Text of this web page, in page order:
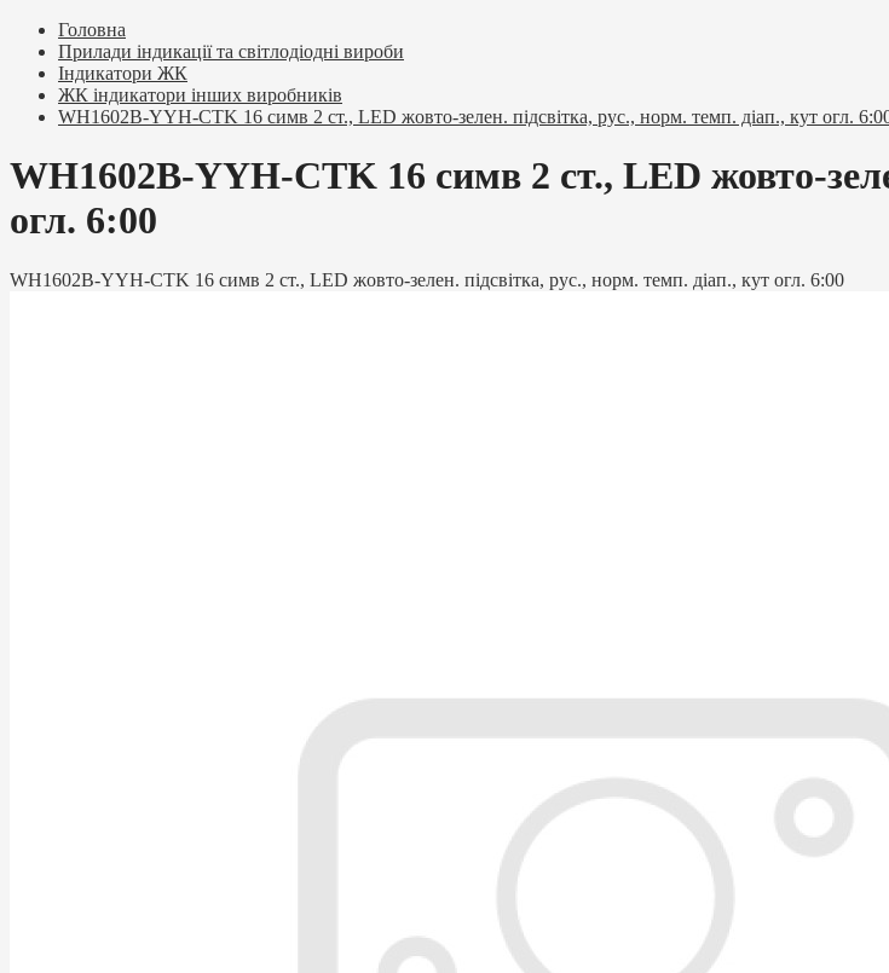
Головна
Прилади індикації та світлодіодні вироби
Індикатори ЖК
ЖК індикатори інших виробників
WH1602B-YYH-CTK 16 симв 2 ст., LED жовто-зелен. підсвітка, рус., норм. темп. діап., кут огл.
WH1602B-YYH-CTK 16 симв 2 ст., LED жовто-
огл. 6:00
WH1602B-YYH-CTK 16 симв 2 ст., LED жовто-зелен. підсвітка, рус., норм. темп. діап., кут огл. 6:00